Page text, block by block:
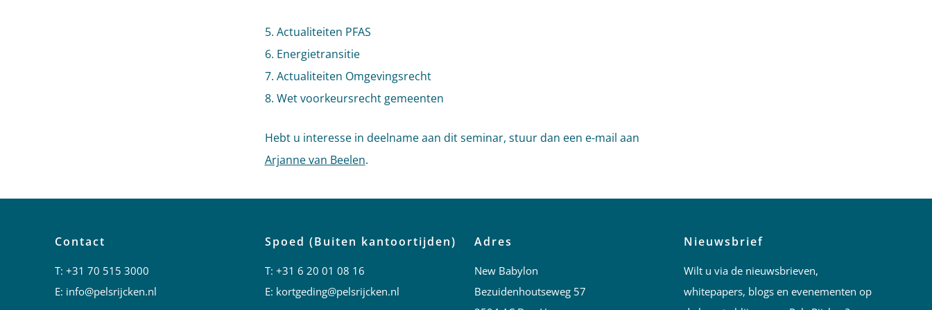
5. Actualiteiten PFAS
6. Energietransitie
7. Actualiteiten Omgevingsrecht
8. Wet voorkeursrecht gemeenten
Hebt u interesse in deelname aan dit seminar, stuur dan een e-mail aan
Arjanne van Beelen.
Contact
T:+31 70 515 3000
E: info@pelsrijcken.nl
Spoed (Buiten kantoortijden)
T: +31 6 20 01 08 16
E: kortgeding@pelsrijcken.nl
Adres
New Babylon
Bezuidenhoutseweg 57
Nieuwsbrief
Wilt u via de nieuwsbrieven,
whitepapers, blogs en evenementen op